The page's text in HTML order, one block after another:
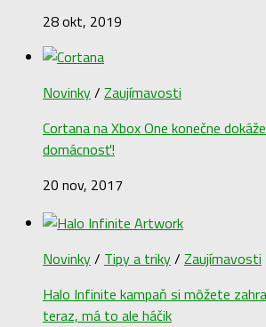
28 okt, 2019
Novinky/ Zaujímavosti
Cortana na Xbox One konečne
domácnosť!
20 nov, 2017
Novinky/ Tipy a triky/ Zaujímavosti
Halo Infinite kampaň si môžete
teraz, má to ale háčik